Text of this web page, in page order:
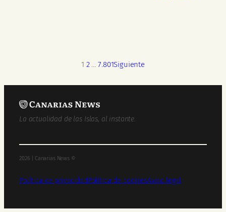
1 2 … 7.801Siguiente
La actualidad de las Islas, al instante.
2026 | Canarias News ©
Política de privacidadPolítica de cookiesAviso legal